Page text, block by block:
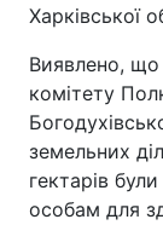
Харківської
Виявлено, що
комітету
земельних
гектарів
особам для